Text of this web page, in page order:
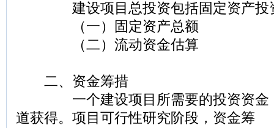
建设项目总投资包括固定资产投资
（一）固定资产总额
（二）流动资金估算
二、资金筹措
一个建设项目所需要的投资资金，
道获得。项目可行性研究阶段，资金筹